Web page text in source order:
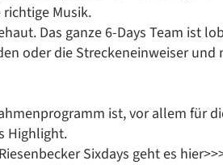
Musik.
Das ganze 6-Days Team ist
oder die Streckeneinweiser und
ist, vor allem für
Highlight.
Sixdays geht es